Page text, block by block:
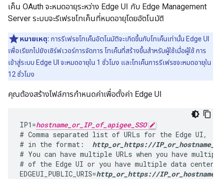
เค็น OAuth จะหมดอายุระหว่าง Edge UI กับ Edge Management
Server ระบบจะรีเฟรชโทเค็นที่หมดอายุโดยอัตโนมัติ
หมายเหตุ: การรีเฟรชโทเค็นอัตโนมัติจะเกิดขึ้นกับโทเค็นเท่านั้น Edge UI
เพื่อเรียกไปยังเซิร์ฟเวอร์การจัดการ โทเค็นที่สร้างขึ้นสำหรับผู้ใช้เมื่อผู้ใช้ การ
เข้าสู่ระบบ Edge UI จะหมดอายุใน 1 ชั่วโมง และโทเค็นการรีเฟรชจะหมดอายุใน
12 ชั่วโมง
คุณต้องสร้างไฟล์การกำหนดค่าเพื่อตั้งค่า Edge UI
IP1=hostname_or_IP_of_apigee_SSO
# Comma separated list of URLs for the Edge UI,
# in the format: http_or_https://
# You can have multiple URLs when you have
# of the Edge UI or you have multiple data
EDGEUI_PUBLIC_URIS=http_or_https://